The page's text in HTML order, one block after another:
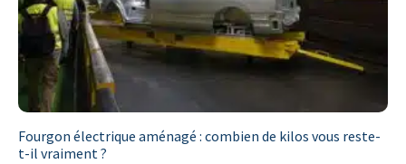
Fourgon électrique aménagé : combien de kilos vous reste-
t-il vraiment ?